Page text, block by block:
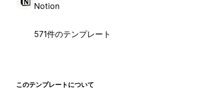
Notion
571件のテンプレート
このテンプレートについて